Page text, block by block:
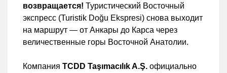
возвращается! Туристический Восточный
экспресс (Turistik Doğu Ekspresi) снова выходит
на маршрут — от Анкары до Карса через
величественные горы Восточной Анатолии.
Компания TCDD Taşımacılık A.Ş. официально